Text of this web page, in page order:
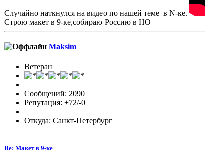
Случайно наткнулся на видео по нашей теме в N-ке.
Строю макет в 9-ке,собираю Россию в НО
Maksim
Ветеран
Сообщений: 2090
Репутация: +72/-0
Откуда: Санкт-Петербург
Re: Макет в 9-ке